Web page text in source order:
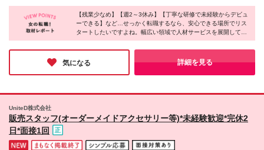
や採用など幅広い仕事にチャレンジしたい方
～勤務地は下記いずれかとなります～ 【北海道・東
北】 北海道、宮城 【関東】 茨城、千葉、東京、埼
玉、神奈川 【中部】 長野、福井、静岡、愛知 【近
畿】 大阪、京都、兵庫、滋賀、三重 【中国】 岡山、
崎、鹿児島 本社／東京都新宿区新宿3-1-24 京王新
宿三丁目ビル3階 支店／札幌、名古屋、大阪、広島、
【残業少なめ】【週2～3休み】【丁寧な研修で未経験からデビュ
ーできる】など…せっかく転職するなら、安心できる場所でリス
タートしたいですよね。幅広い領域で人材サービスを展開してい
る同社では、充実した休日休暇や残業時間の削減によって働きや
すい環境を作っているのだとか！東証プライム上場企業グループ
としての安定性も同社の魅力。新たな一歩を踏み出す場所にぴっ
たりではないでしょうか。
気になる 詳細を見る
UniteD株式会社
販売スタッフ(オーダーメイドアクセサリー等)*未経験歓迎*完休2
日*面接1回